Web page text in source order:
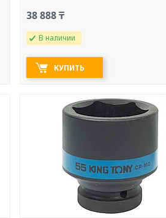
38 888 ₸
В наличии
КУПИТЬ